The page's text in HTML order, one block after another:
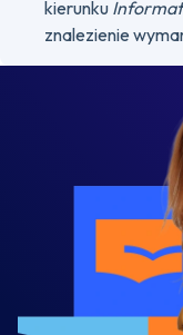
kierunku
znalezienie